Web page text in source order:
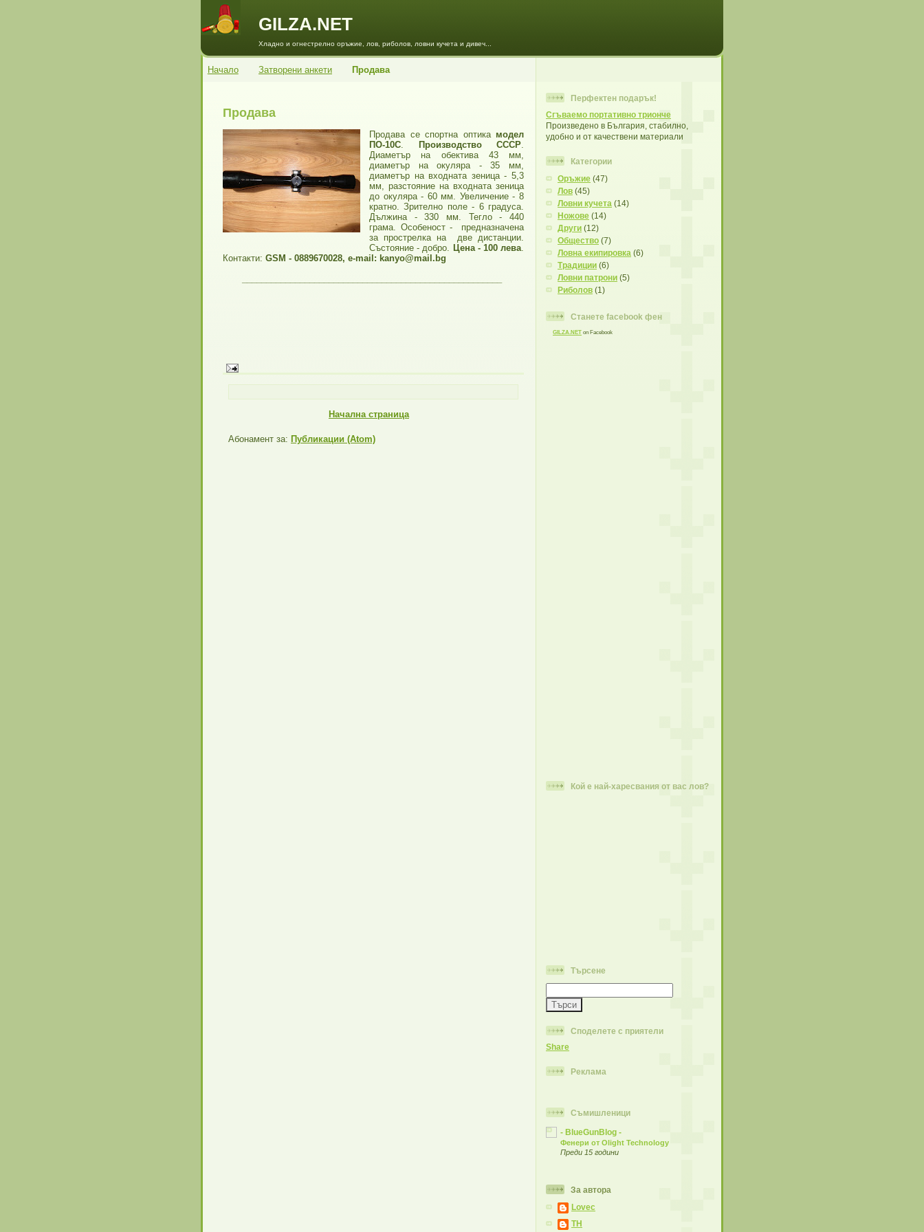
GILZA.NET
Хладно и огнестрелно оръжие, лов, риболов, ловни кучета и дивеч...
Начало Затворени анкети Продава
Продава
Продава се спортна оптика модел
ПО-10С
Производство СССР
Диаметър на обектива 43 мм,
диаметър на окуляра - 35 мм,
диаметър на входната зеница - 5,3
мм, разстояние на входната зеница
до окуляра - 60 мм. Увеличение - 8
кратно. Зрително поле - 6 градуса.
Дължина - 330 мм. Тегло - 440
грама. Особеност - предназначена
за прострелка на две дистанции.
Състояние - добро. Цена - 100 лева
Контакти: GSM - 0889670028, e-mail: kanyo@mail.bg
Начална страница
Абонамент за: Публикации (Atom)
Перфектен подарък!
Сгъваемо портативно трионче
Произведено в България, стабилно,
удобно и от качествени материали
Категории
Оръжие (47)
Лов (45)
Ловни кучета (14)
Ножове (14)
Други (12)
Общество (7)
Ловна екипировка (6)
Традиции (6)
Ловни патрони (5)
Риболов (1)
Станете facebook фен
GILZA.NET on Facebook
Кой е най-харесвания от вас лов?
Търсене
Споделете с приятели
Share
Реклама
Съмишленици
- BlueGunBlog -
Фенери от Olight Technology
Преди 15 години
За автора
Lovec
TH